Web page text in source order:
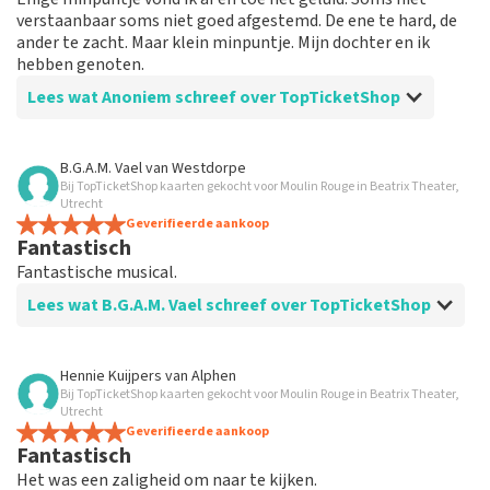
verstaanbaar soms niet goed afgestemd. De ene te hard, de
ander te zacht. Maar klein minpuntje. Mijn dochter en ik
hebben genoten.
Lees wat Anoniem schreef over TopTicketShop
Beoordeling van Anoniem over
Een show die je gezien moet hebben
Snelle service, tickets op tijd, iets duurder dan de
originele tickets.
B.G.A.M. Vaelvan Westdorpe
Bij TopTicketShop kaarten gekocht voor Moulin Rouge in Beatrix Theater,
Utrecht
Geverifieerde aankoop
Fantastisch
Fantastische musical.
Lees wat B.G.A.M. Vael schreef over TopTicketShop
Beoordeling van B.G.A.M. Vael over
Erg dure kaarten
Bestellen gaat vrij eenvoudig maar de kaarten zijn
schandalig duur. Kater prijzen bij andere aanbieders
gezien voor de helft van de prijs bij Topticketshop.
Hennie Kuijpers van Alphen
Bij TopTicketShop kaarten gekocht voor Moulin Rouge in Beatrix Theater,
Utrecht
Geverifieerde aankoop
Fantastisch
Het was een zaligheid om naar te kijken.